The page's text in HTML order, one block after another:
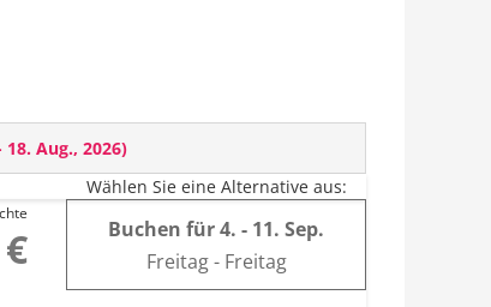
18. Aug., 2026)
Wählen Sie eine Alternative aus:
Buchen für4. - 11. Sep.
Freitag - Freitag